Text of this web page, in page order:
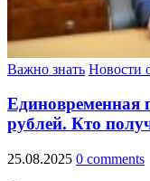
Важно знать Новости
Единовременная
рублей. Кто
25.08.2025 0 comments